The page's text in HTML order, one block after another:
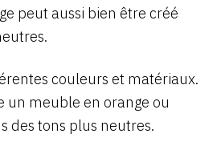
peut aussi bien être créé
couleurs et matériaux.
un meuble en orange ou
des tons plus neutres.